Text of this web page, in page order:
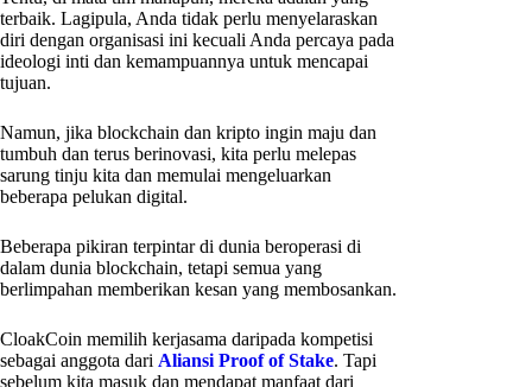
terbaik. Lagipula, Anda tidak perlu menyelaraskan
diri dengan organisasi ini kecuali Anda percaya pada
ideologi inti dan kemampuannya untuk mencapai
tujuan.
Namun, jika blockchain dan kripto ingin maju dan
tumbuh dan terus berinovasi, kita perlu melepas
sarung tinju kita dan memulai mengeluarkan
beberapa pelukan digital.
Beberapa pikiran terpintar di dunia beroperasi di
dalam dunia blockchain, tetapi semua yang
berlimpahan memberikan kesan yang membosankan.
CloakCoin memilih kerjasama daripada kompetisi
sebagai anggota dari Aliansi Proof of Stake. Tapi
sebelum kita masuk dan mendapat manfaat dari